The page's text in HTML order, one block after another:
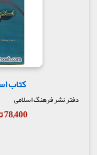
کتاب
دفتر نشر فرهنگ اسلامی
78,400 تومان